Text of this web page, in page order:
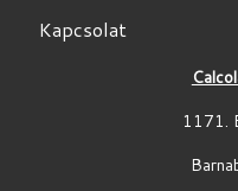
Kapcsolat
1171.